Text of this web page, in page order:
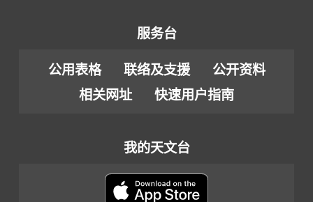
服务台
公用表格 联络及支援
公开资料
相关网址
快速用户指南
我的天文台